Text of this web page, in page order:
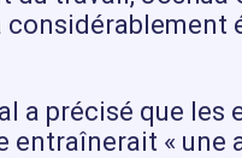
a précisé que
entraînerait «